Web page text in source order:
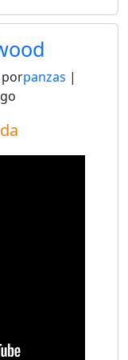
panzas |